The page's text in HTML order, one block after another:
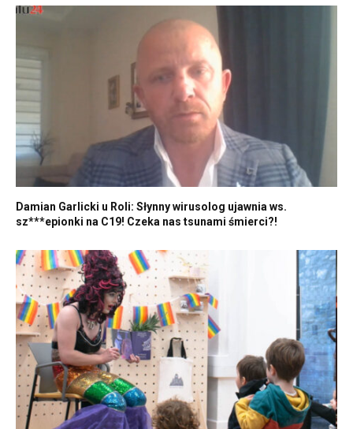
Damian Garlicki u Roli: Słynny wirusolog ujawnia ws.
sz***epionki na C19! Czeka nas tsunami śmierci?!